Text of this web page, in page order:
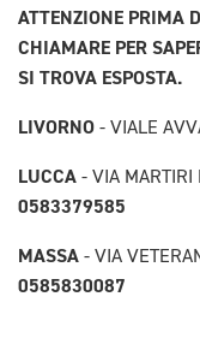
ATTENZIONE PRIMA
CHIAMARE PER
SI TROVA ESPOSTA.
LIVORNO - VIALE
LUCCA - VIA MARTIRI
0583379585
MASSA - VIA
0585830087